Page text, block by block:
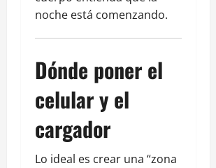
noche está comenzando.
Dónde poner el
celular y el
cargador
Lo ideal es crear una “zona